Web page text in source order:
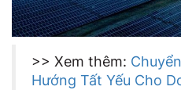
>> Xem thêm:
Hướng Tất Yếu Cho